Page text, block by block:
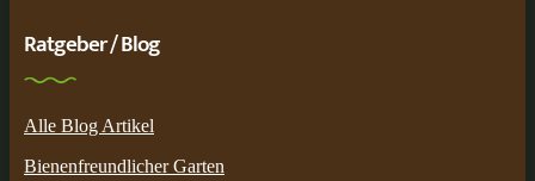
Ratgeber / Blog
Alle Blog Artikel
Bienenfreundlicher Garten